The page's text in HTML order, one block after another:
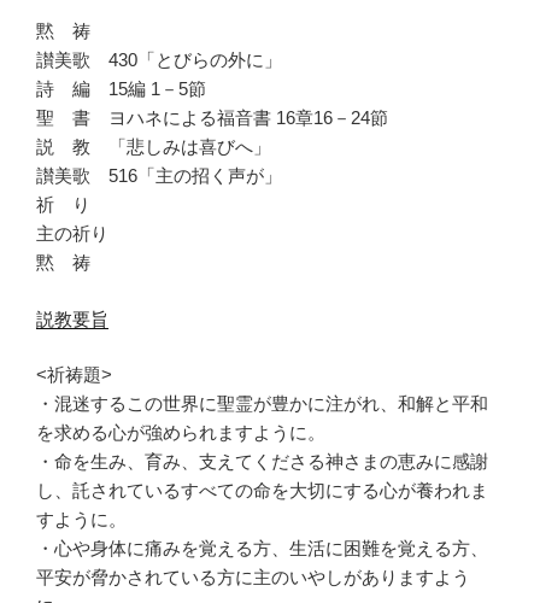
黙 祷
讃美歌 430「とびらの外に」
詩 編 15編 1－5節
聖 書 ヨハネによる福音書 16章16－24節
説 教 「悲しみは喜びへ」
讃美歌 516「主の招く声が」
祈 り
主の祈り
黙 祷
説教要旨
<祈祷題>
・混迷するこの世界に聖霊が豊かに注がれ、和解と平和
を求める心が強められますように。
・命を生み、育み、支えてくださる神さまの恵みに感謝
し、託されているすべての命を大切にする心が養われま
すように。
・心や身体に痛みを覚える方、生活に困難を覚える方、
平安が脅かされている方に主のいやしがありますよう